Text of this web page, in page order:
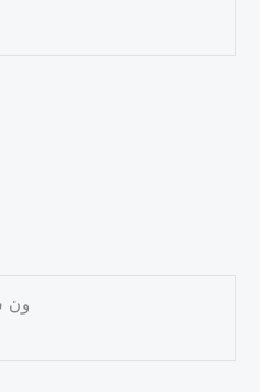
ون